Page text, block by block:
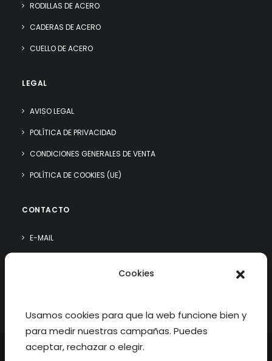
Cookies
Usamos cookies para que la web funcione bien y
para medir nuestras campañas. Puedes
aceptar, rechazar o elegir.
RODILLAS DE ACERO
CADERAS DE ACERO
CUELLO DE ACERO
LEGAL
AVISO LEGAL
POLÍTICA DE PRIVACIDAD
CONDICIONES GENERALES DE VENTA
POLÍTICA DE COOKIES (UE)
CONTACTO
E-MAIL